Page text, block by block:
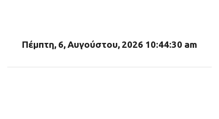
Πέμπτη, 6, Αυγούστου, 2026 10:44:32 am